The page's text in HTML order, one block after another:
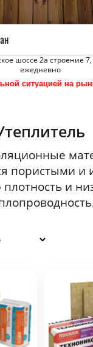
шоссе 2а строение
ежедневно
на рынке
пористыми и
и